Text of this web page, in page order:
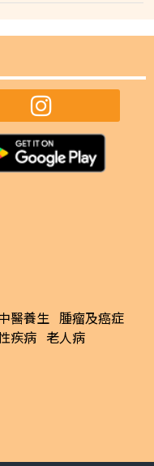
醫養生 腫瘤及癌症
疾病 老人病